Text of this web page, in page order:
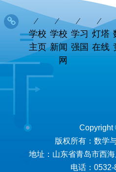
学校
主页
学校
新闻
网
学习
强国
灯塔
在线
Copyright
版权所有：数学
地址：山东省青岛市西
电话：